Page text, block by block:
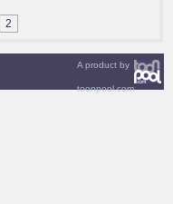
2
A product by
toonpool.com